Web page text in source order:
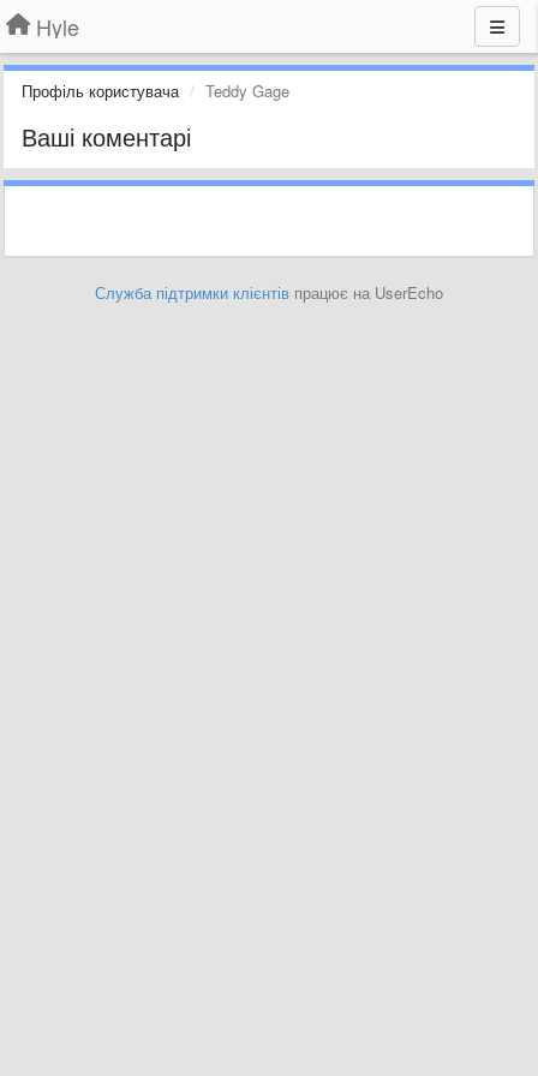
Hyle
Профіль користувача Teddy Gage
Ваші коментарі
Служба підтримки клієнтів працює на UserEcho